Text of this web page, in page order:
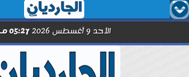
  
الأحد 9 أغسطس 2026 05:27 مـ